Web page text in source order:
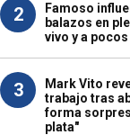
2
Famoso
balazos en
vivo y a
3
Mark Vito
trabajo tras
forma
plata"